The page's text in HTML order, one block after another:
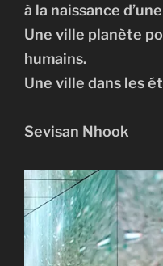
à la naissance
Une ville planète
humains.
Une ville dans les
Sevisan Nhook